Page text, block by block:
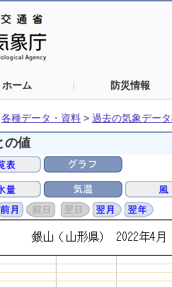
ホーム 防災情報
各種データ・資料 > 過去の気象デー
の値